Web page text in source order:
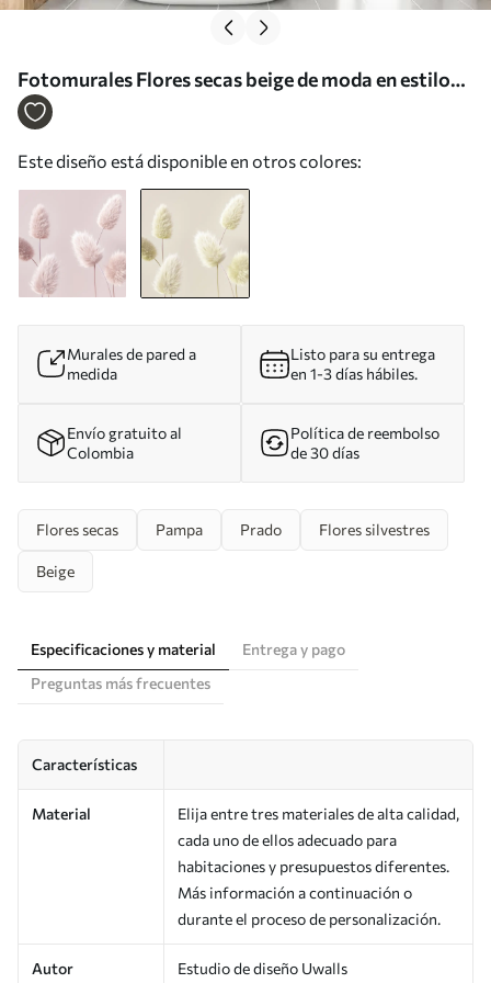
Fotomurales Flores secas beige de moda en estilo
boho Nr. u98432v1
Este diseño está disponible en otros colores:
Murales de pared a
medida
Listo para su entrega
en 1-3 días hábiles.
Envío gratuito al
Colombia
Política de reembolso
de 30 días
Flores secas Pampa Prado Flores silvestres
Beige
Especificaciones y material
Entrega y pago
Preguntas más frecuentes
Características
Material
Elija entre tres materiales de alta calidad,
cada uno de ellos adecuado para
habitaciones y presupuestos diferentes.
Más información a continuación o
durante el proceso de personalización.
Autor Estudio de diseño Uwalls